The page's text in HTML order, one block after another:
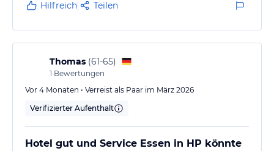
Hilfreich Teilen
Thomas (61-65)
1 Bewertungen
Vor 4 Monaten • Verreist als Paar im März 2026
Verifizierter Aufenthalt
Hotel gut und Service Essen in HP könnte